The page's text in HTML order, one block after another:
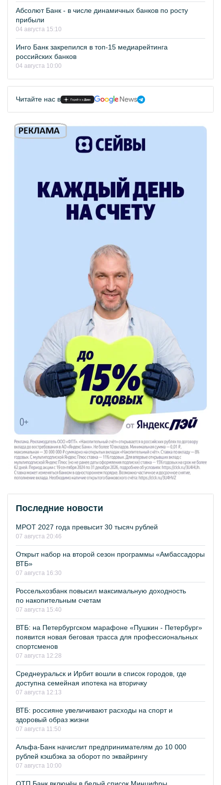
Абсолют Банк - в числе динамичных банков по росту
прибыли
04 августа 15:10
Инго Банк закрепился в топ-15 медиарейтинга
российских банков
04 августа 10:00
Читайте нас в
Последние новости
МРОТ 2027 года превысит 30 тысяч рублей
07 августа 20:46
Открыт набор на второй сезон программы «Амбассадоры
ВТБ»
07 августа 16:30
Россельхозбанк повысил максимальную доходность
по накопительным счетам
07 августа 15:40
ВТБ: на Петербургском марафоне «Пушкин - Петербург»
появится новая беговая трасса для профессиональных
спортсменов
07 августа 12:28
Среднеуральск и Ирбит вошли в список городов, где
доступна семейная ипотека на вторичку
07 августа 12:13
ВТБ: россияне увеличивают расходы на спорт и
здоровый образ жизни
07 августа 11:50
Альфа-Банк начислит предпринимателям до 10 000
рублей кэшбэка за оборот по эквайрингу
07 августа 10:00